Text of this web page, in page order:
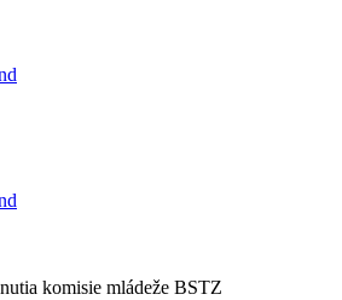
komisie mládeže BSTZ